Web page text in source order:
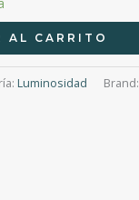
AL CARRITO
Luminosidad Brand: